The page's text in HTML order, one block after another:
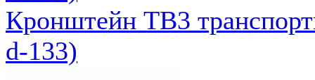
Кронштейн ТВ3
d-133)